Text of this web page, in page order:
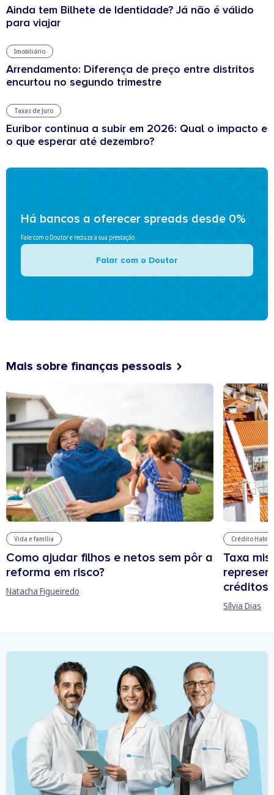
Ainda tem Bilhete de Identidade? Já não é válido
para viajar
Imobiliário
Arrendamento: Diferença de preço entre distritos
encurtou no segundo trimestre
Taxas de Juro
Euribor continua a subir em 2026: Qual o impacto e
o que esperar até dezembro?
Há bancos a oferecer spreads desde 0%
Fale com o Doutor e reduza a sua prestação
Falar com o Doutor
Mais sobre finanças pessoais
Vida e família
Como ajudar filhos e netos sem pôr a
reforma em risco?
Natacha Figueiredo
Crédito
Taxa
créditos
Sílvia Dias